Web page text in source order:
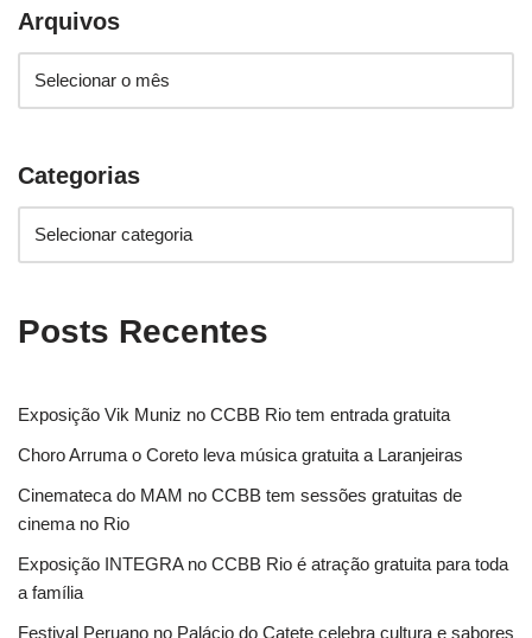
Arquivos
Categorias
Posts Recentes
Exposição Vik Muniz no CCBB Rio tem entrada gratuita
Choro Arruma o Coreto leva música gratuita a Laranjeiras
Cinemateca do MAM no CCBB tem sessões gratuitas de
cinema no Rio
Exposição INTEGRA no CCBB Rio é atração gratuita para toda
a família
Festival Peruano no Palácio do Catete celebra cultura e sabores